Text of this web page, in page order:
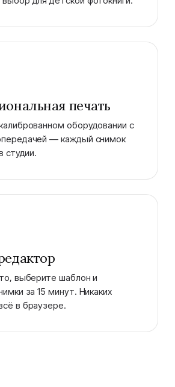
печать
оборудовании с
— каждый снимок
студии.
выберите шаблон и
за 15 минут. Никаких
в браузере.